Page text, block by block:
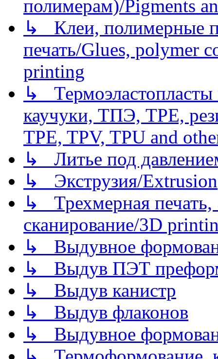
полимерам)/Pigments
↳ Клеи, полимерные
печать/Glues, polymer
printing
↳
каучуки, ТПЭ, TPE,
TPE, TPV, TPU and
↳ Литье под
↳ Экструзия/Extrusion
↳ Трехмерная
сканирование/3D
↳ Выдувное
↳ Выдув ПЭТ
↳ Выдув канистр
↳ Выдув флаконов
↳ Выдувное